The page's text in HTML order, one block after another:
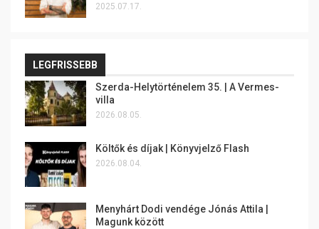
2025.07.17.
LEGFRISSEBB
Szerda-Helytörténelem 35. | A Vermes-
villa
2026.08.05.
Költők és díjak | Könyvjelző Flash
2026.08.04.
Menyhárt Dodi vendége Jónás Attila |
Magunk között